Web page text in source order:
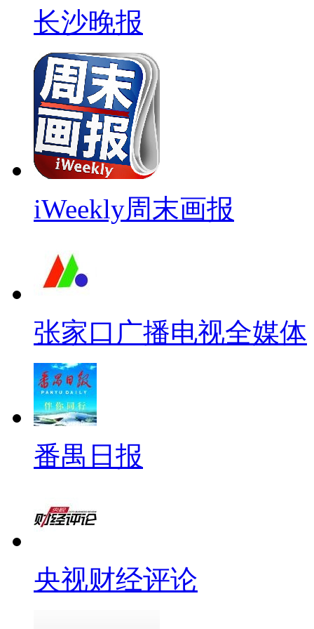
长沙晚报
iWeekly周末画报
张家口广播电视全媒体
番禺日报
央视财经评论